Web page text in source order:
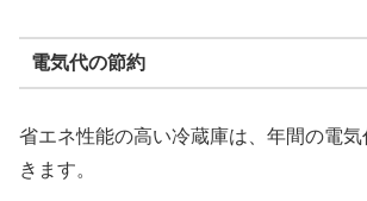
電気代の節約
省エネ性能の高い冷蔵庫は、年間の電
きます。